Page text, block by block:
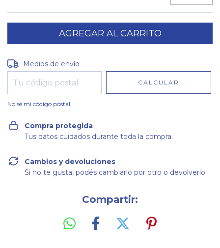
Entregas para el CP:
Medios de envío
CALCULAR
No sé mi código postal
Compra protegida
Tus datos cuidados durante toda la compra.
Cambios y devoluciones
Si no te gusta, podés cambiarlo por otro o devolverlo.
Compartir: